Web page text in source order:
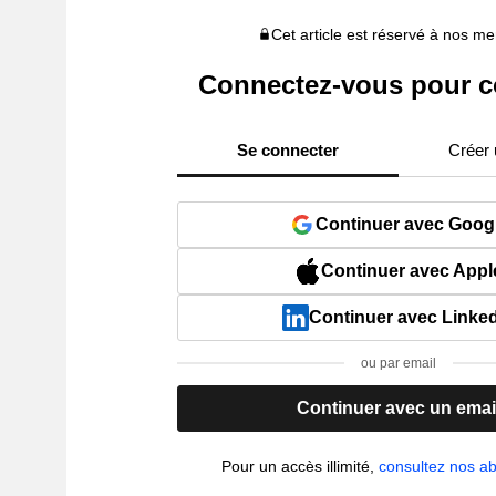
Cet article est réservé à nos
Connectez-vous pour
Se connecter Créer
Continuer avec
Continuer avec
Continuer avec
ou par email
Continuer avec un email
Pour un accès illimité,consultez nos